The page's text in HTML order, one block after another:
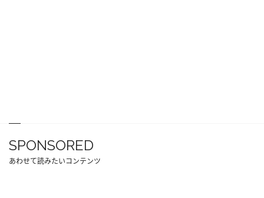
SPONSORED
あわせて読みたいコンテンツ